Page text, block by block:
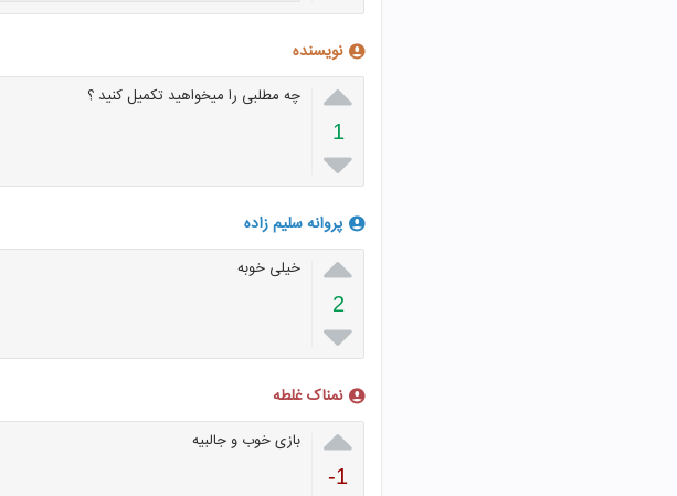
نویسنده

1

چه مطلبی را میخواهید تکمیل کنید ؟
پروانه سلیم زاده

2

خیلی خوبه
نمناک غلطه

-1
بازی خوب و جالبیه